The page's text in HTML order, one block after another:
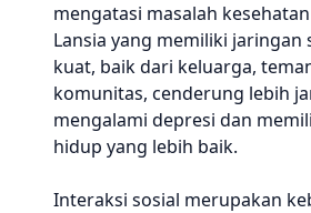
mengatasi masalah
Lansia yang memiliki jaringan
kuat, baik dari keluarga,
komunitas, cenderung lebih
mengalami depresi dan
hidup yang lebih baik.
Interaksi sosial merupakan